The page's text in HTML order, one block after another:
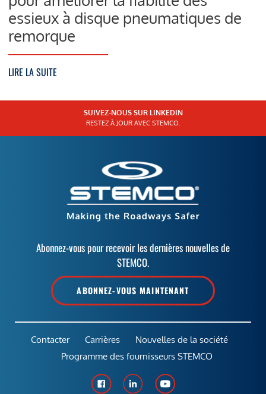
essieux à disque pneumatiques de
remorque
LIRE LA SUITE
SUIVEZ-NOUS SUR LINKEDIN
RESTEZ À JOUR AVEC STEMCO.
Abonnez-vous pour recevoir les dernières nouvelles de
STEMCO.
ABONNEZ-VOUS MAINTENANT
Contacter Carrières
Nouvelles de la société
Programme des fournisseurs STEMCO